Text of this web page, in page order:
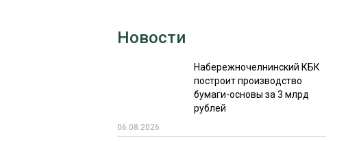
WOODEX-2021
СУШКА ДРЕВЕСИНЫ
Новости
Набережночелнинский КБК
построит производство
бумаги-основы за 3 млрд
рублей
06.08.2026